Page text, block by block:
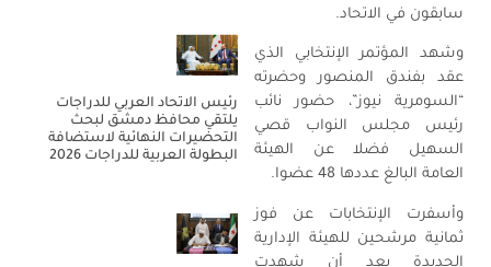
سابقون في الاتحاد.
وشهد المؤتمر الإنتخابي الذي
عقد بفندق المنصور وحضرته
“السومرية نيوز”، حضور نائب
رئيس مجلس النواب قصي
السهيل فضلا عن الهيئة
العامة البالغ عددها 48 عضوا.
وأسفرت الإنتخابات عن فوز
ثمانية مرشحين للهيئة الإدارية
الجديدة بعد أن شهدت
رئيس الاتحاد العربي للدراجات
يلتقي محافظ دمشق لبحث
التحضيرات النهائية لاستضافة
البطولة العربية للدراجات 2026